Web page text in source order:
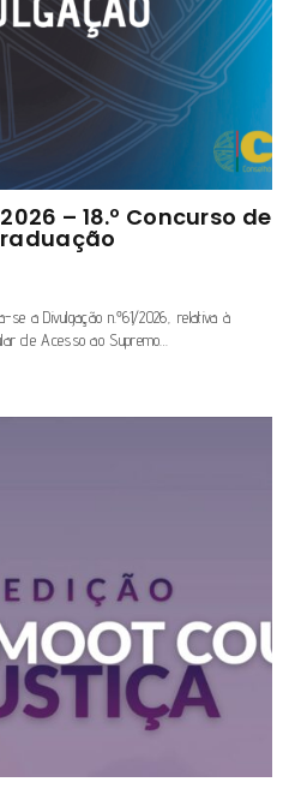
– 18.º Concurso de
a Divulgação n.º61/2026, relativa à
de Acesso ao Supremo…